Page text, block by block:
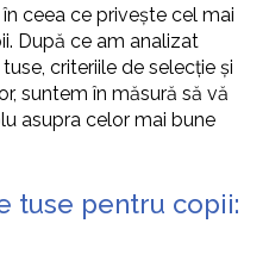
ceea ce privește cel mai
După ce am analizat
criteriile de selecție și
suntem în măsură să vă
asupra celor mai bune
tuse pentru copii: